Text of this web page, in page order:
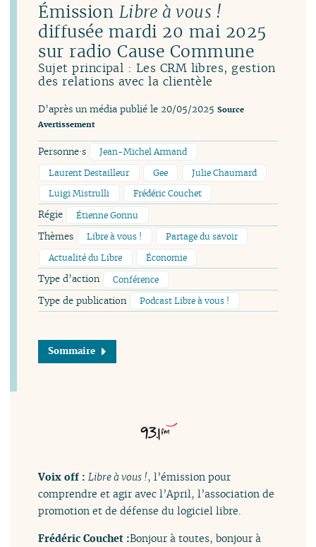
Émission Libre à vous !
diffusée mardi 20 mai 2025
sur radio Cause Commune
Sujet principal : Les CRM libres, gestion
des relations avec la clientèle
D’après un média publié le 20/05/2025 Source
Avertissement
Personne·s
Jean-Michel Armand
Laurent Destailleur
Gee
Julie Chaumard
Luigi Mistrulli
Frédéric Couchet
Régie Étienne Gonnu
Thèmes Libre à vous !
Partage du savoir
Actualité du Libre
Économie
Type d’action Conférence
Type de publication Podcast Libre à vous !
Sommaire
Voix off :Libre à vous !, l’émission pour
comprendre et agir avec l’April, l’association de
promotion et de défense du logiciel libre.
Frédéric Couchet :Bonjour à toutes, bonjour à